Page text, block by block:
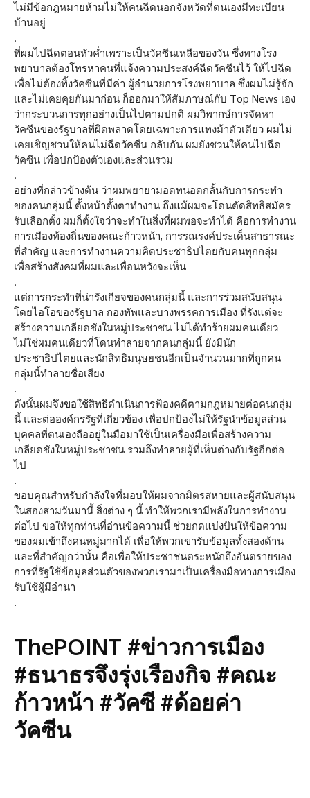
ไม่มีข้อกฎหมายห้ามไม่ให้คนฉีดนอกจังหวัดที่ตนเองมีทะเบียน
บ้านอยู่
.
ที่ผมไปฉีดตอนหัวค่ำเพราะเป็นวัคซีนเหลือของวัน ซึ่งทางโรง
พยาบาลต้องโทรหาคนที่แจ้งความประสงค์ฉีดวัคซีนไว้ ให้ไปฉีด
เพื่อไม่ต้องทิ้งวัคซีนที่มีค่า ผู้อำนวยการโรงพยาบาล ซึ่งผมไม่รู้จัก
และไม่เคยคุยกันมาก่อน ก็ออกมาให้สัมภาษณ์กับ Top News เอง
ว่ากระบวนการทุกอย่างเป็นไปตามปกติ ผมวิพากษ์การจัดหา
วัคซีนของรัฐบาลที่ผิดพลาดโดยเฉพาะการแทงม้าตัวเดียว ผมไม่
เคยเชิญชวนให้คนไม่ฉีดวัคซีน กลับกัน ผมยังชวนให้คนไปฉีด
วัคซีน เพื่อปกป้องตัวเองและส่วนรวม
.
อย่างที่กล่าวข้างต้น ว่าผมพยายามอดทนอดกลั้นกับการกระทำ
ของคนกลุ่มนี้ ตั้งหน้าตั้งตาทำงาน ถึงแม้ผมจะโดนตัดสิทธิสมัคร
รับเลือกตั้ง ผมก็ตั้งใจว่าจะทำในสิ่งที่ผมพอจะทำได้ คือการทำงาน
การเมืองท้องถิ่นของคณะก้าวหน้า, การรณรงค์ประเด็นสาธารณะ
ที่สำคัญ และการทำงานความคิดประชาธิปไตยกับคนทุกกลุ่ม
เพื่อสร้างสังคมที่ผมและเพื่อนหวังจะเห็น
.
แต่การกระทำที่น่ารังเกียจของคนกลุ่มนี้ และการร่วมสนับสนุน
โดยไอโอของรัฐบาล กองทัพและบางพรรคการเมือง ที่รังแต่จะ
สร้างความเกลียดชังในหมู่ประชาชน ไม่ได้ทำร้ายผมคนเดียว
ไม่ใช่ผมคนเดียวที่โดนทำลายจากคนกลุ่มนี้ ยังมีนัก
ประชาธิปไตยและนักสิทธิมนุษยชนอีกเป็นจำนวนมากที่ถูกคน
กลุ่มนี้ทำลายชื่อเสียง
.
ดังนั้นผมจึงขอใช้สิทธิดำเนินการฟ้องคดีตามกฎหมายต่อคนกลุ่ม
นี้ และต่อองค์กรรัฐที่เกี่ยวข้อง เพื่อปกป้องไม่ให้รัฐนำข้อมูลส่วน
บุคคลที่ตนเองถืออยู่ในมือมาใช้เป็นเครื่องมือเพื่อสร้างความ
เกลียดชังในหมู่ประชาชน รวมถึงทำลายผู้ที่เห็นต่างกับรัฐอีกต่อ
ไป
.
ขอบคุณสำหรับกำลังใจที่มอบให้ผมจากมิตรสหายและผู้สนับสนุน
ในสองสามวันมานี้ สิ่งต่าง ๆ นี้ ทำให้พวกเรามีพลังในการทำงาน
ต่อไป ขอให้ทุกท่านที่อ่านข้อความนี้ ช่วยกดแบ่งปันให้ข้อความ
ของผมเข้าถึงคนหมู่มากได้ เพื่อให้พวกเขารับข้อมูลทั้งสองด้าน
และที่สำคัญกว่านั้น คือเพื่อให้ประชาชนตระหนักถึงอันตรายของ
การที่รัฐใช้ข้อมูลส่วนตัวของพวกเรามาเป็นเครื่องมือทางการเมือง
รับใช้ผู้มีอำนา
.
ThePOINT #ข่าวการเมือง
#ธนาธรจึงรุ่งเรืองกิจ #คณะ
ก้าวหน้า #วัคซี #ด้อยค่า
วัคซีน